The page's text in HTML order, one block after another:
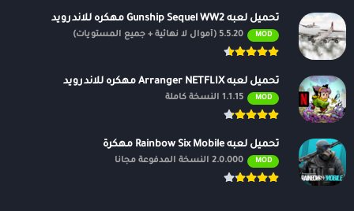
تحميل لعبه Gunship Sequel WW2 مهكره للاندرويد
MOD 5.5.20 (أموال لا نهائية + جميع المستويات)
تحميل لعبه Arranger NETFLIX مهكره للاندرويد
MOD 1.1.15 النسخة كاملة
تحميل لعبه Rainbow Six Mobile مهكرة
MOD 2.0.000 النسخة المدفوعة مجانًا